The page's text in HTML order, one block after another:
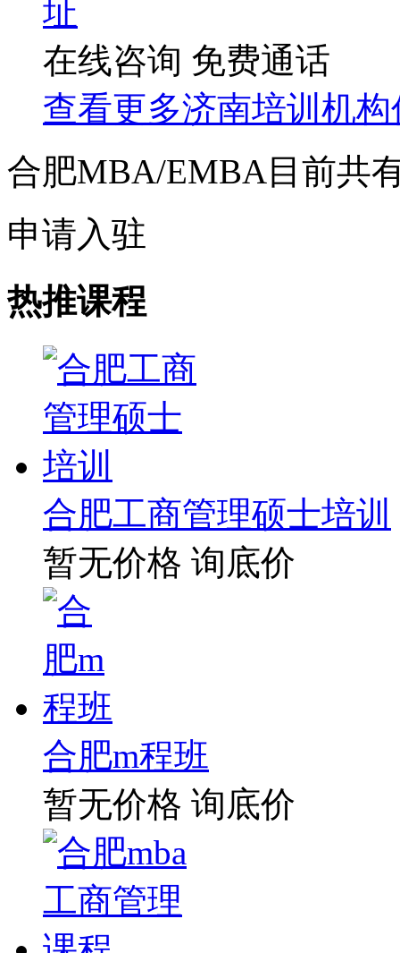
址
在线咨询 免费通话
查看更多济南培训机构
合肥MBA/EMBA目前共
申请入驻
热推课程
合肥工商管理硕士培训
暂无价格 询底价
合肥m程班
暂无价格 询底价